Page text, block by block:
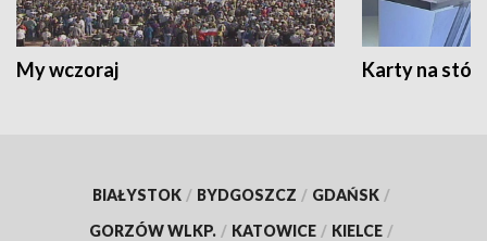
My wczoraj Karty na
BIAŁYSTOK / BYDGOSZCZ / GDAŃSK /
GORZÓW WLKP. / KATOWICE / KIELCE /